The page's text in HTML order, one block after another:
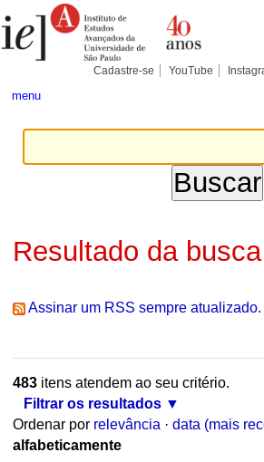
para
conteúdo.
Pessoais
Cadastre-se YouTube
menu
Resultado da busca
Assinar um RSS sempre atualizado.
483itens atendem ao seu critério.
Filtrar os resultados
Ordenar por relevância · data (mais
alfabeticamente